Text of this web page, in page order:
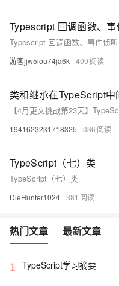
Typescript 回调函数、事件侦
游客jjw5lou74ja6k 409
类和继承在TypeScript
1941623231718325 336
TypeScript（七）类
TypeScript（七）类
DieHunter1024 381
热门文章 最新文章
1 TypeScript学习摘要